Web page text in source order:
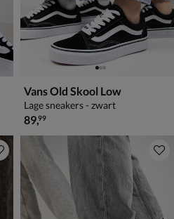
Vans Old Skool Low
Lage sneakers - zwart
€ 89,99
89,99